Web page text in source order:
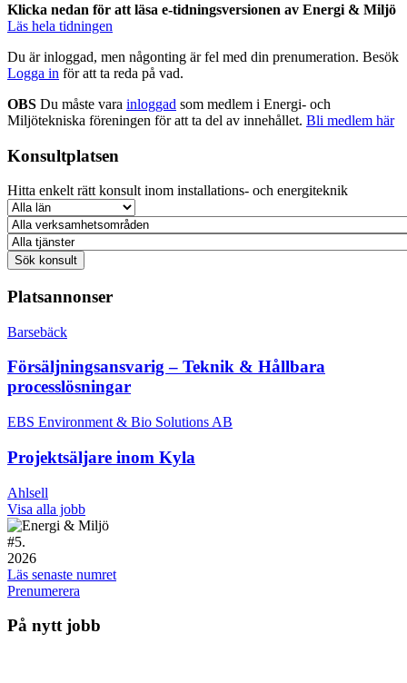
Klicka nedan för att läsa e-tidningsversionen av Energi & Miljö
Läs hela tidningen
Du är inloggad, men någonting är fel med din prenumeration. Besök
Logga in för att ta reda på vad.
OBS Du måste vara inloggad som medlem i Energi- och
Miljötekniska föreningen för att ta del av innehållet. Bli medlem här
Konsultplatsen
Hitta enkelt rätt konsult inom installations- och energiteknik
Platsannonser
Barsebäck
Försäljningsansvarig – Teknik & Hållbara
processlösningar
EBS Environment & Bio Solutions AB
Projektsäljare inom Kyla
Ahlsell
Visa alla jobb
#5.
2026
Läs senaste numret
Prenumerera
På nytt jobb